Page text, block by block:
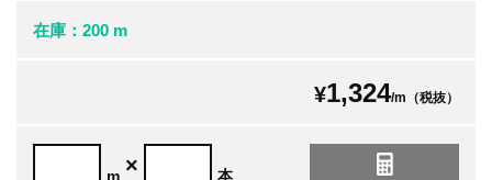
在庫：200 m
¥1,324/m（税抜）
m × 本